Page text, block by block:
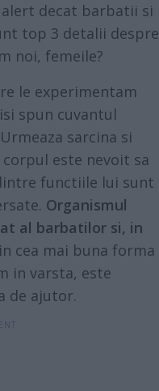
decat barbatii si
top 3 detalii despre
noi, femeile?
le experimentam
spun cuvantul
sarcina si
este nevoit sa
functiile lui sunt
Organismul
al barbatilor si, in
cea mai buna forma
in varsta, este
de ajutor.